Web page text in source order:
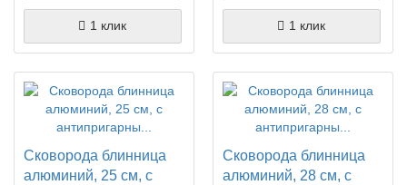
1 клик 1 клик
Сковорода блинница
алюминий, 25 см, с
Сковорода блинница
алюминий, 28 см, с